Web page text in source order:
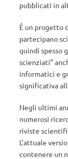
pubblicati in
È un progetto
partecipano
quindi spesso
scienziati”
informatici e
significativa
Negli ultimi
numerosi
riviste
L’attuale
contenere un